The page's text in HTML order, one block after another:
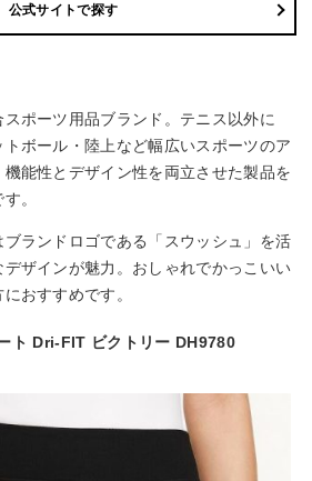
公式サイトで探す
ポーツ用品ブランド。テニス以外に
ボール・陸上など幅広いスポーツのア
能性とデザイン性を両立させた製品を
。
ランドロゴである「スウッシュ」を活
ザインが魅力。おしゃれでかっこいい
おすすめです。
ト Dri-FIT ビクトリー DH9780